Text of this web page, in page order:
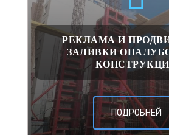
РЕКЛАМА И
ЗАЛИВКИ
ПОДРОБНЕЙ